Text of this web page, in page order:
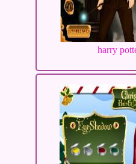
harry